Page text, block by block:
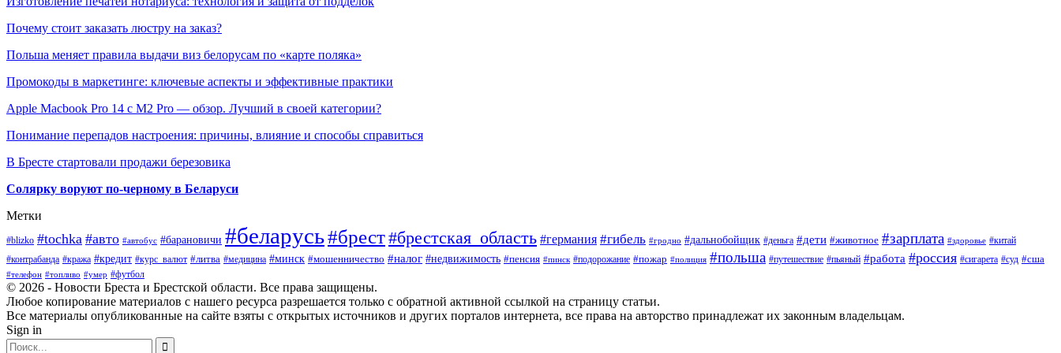
Почему стоит заказать люстру на заказ?
Польша меняет правила выдачи виз белорусам по «карте поляка»
Промокоды в маркетинге: ключевые аспекты и эффективные практики
Apple Macbook Pro 14 с M2 Pro — обзор. Лучший в своей категории?
Понимание перепадов настроения: причины, влияние и способы справиться
В Бресте стартовали продажи березовика
Солярку воруют по-черному в Беларуси
Метки
#blizko #tochka #авто #автобус #барановичи #беларусь#брест#брестская_область #германия #гибель #гродно #дальнобойщик #деньга #дети #животное #зарплата #здоровье #китай
#контрабанда #кража #кредит #курс_валют #литва #медицина #минск #мошенничество #налог #недвижимость #пенсия #пинск #подорожание #пожар #полиция #польша #путешествие #пьяный #работа #россия #сигарета #суд #сша
#телефон #топливо #умер #футбол
© 2026 - Новости Бреста и Брестской области. Все права защищены.
Любое копирование материалов с нашего ресурса разрешается только с обратной активной ссылкой на страницу статьи.
Все материалы опубликованные на сайте взяты с открытых источников и других порталов интернета, все права на авторство принадлежат их законным владельцам.
Sign in